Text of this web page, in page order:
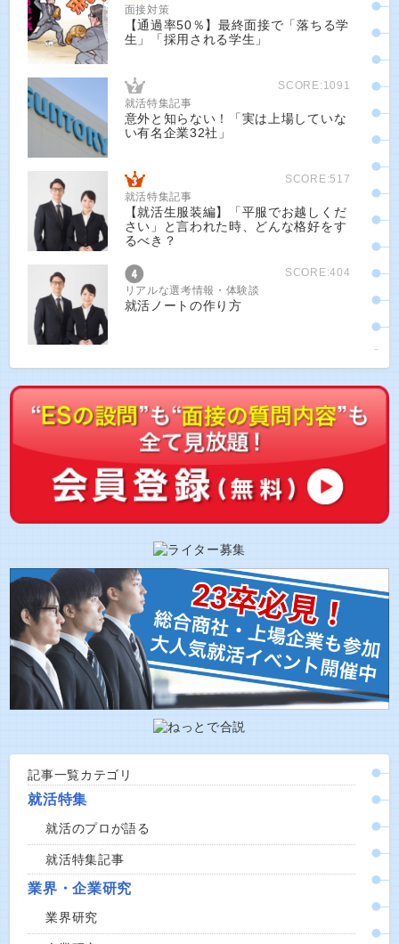
面接対策
【通過率50％】最終面接で「落ちる学
生」「採用される学生」
SCORE:1091
就活特集記事
意外と知らない！「実は上場していな
い有名企業32社」
SCORE:517
就活特集記事
【就活生服装編】「平服でお越しくだ
さい」と言われた時、どんな格好をす
るべき？
SCORE:404
リアルな選考情報・体験談
就活ノートの作り方
記事一覧カテゴリ
就活特集
就活のプロが語る
就活特集記事
業界・企業研究
業界研究